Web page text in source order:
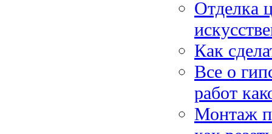
Отделка
Как
Все о
работ
Монтаж